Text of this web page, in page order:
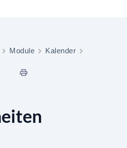
Module
Kalender